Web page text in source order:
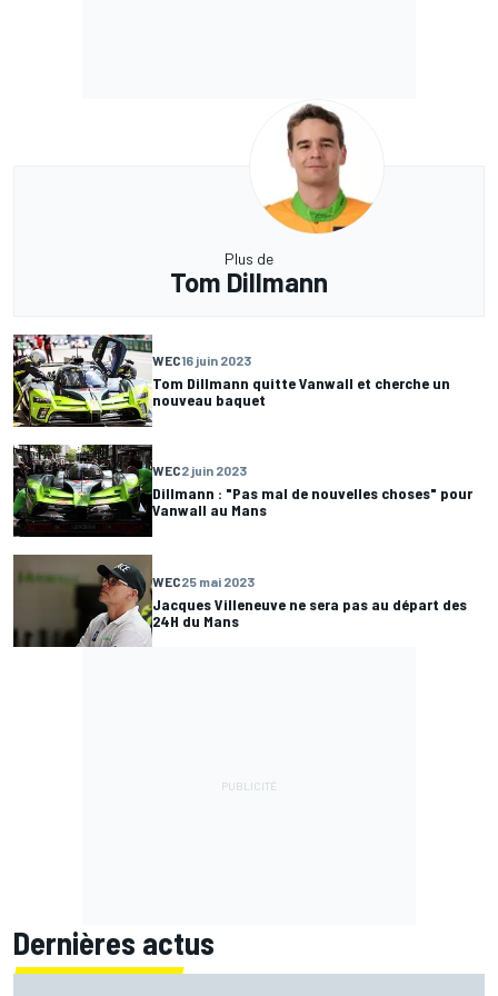
Plus de
Tom Dillmann
WEC16 juin 2023
Tom Dillmann quitte Vanwall et cherche un
nouveau baquet
WEC2 juin 2023
Dillmann : "Pas mal de nouvelles choses" pour
Vanwall au Mans
WEC25 mai 2023
Jacques Villeneuve ne sera pas au départ des
24H du Mans
Dernières actus